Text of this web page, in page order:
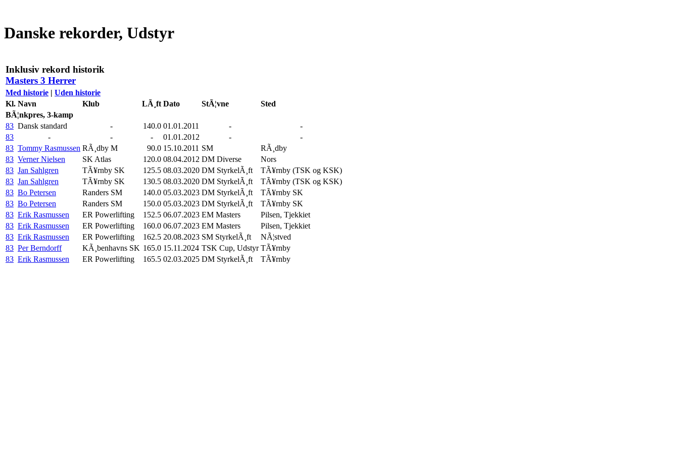
Danske rekorder, Udstyr
Inklusiv rekord historik
Masters 3 Herrer
Med historie | Uden historie
Kl. Navn Klub LÃ¸ft Dato StÃ¦vne
Sted
BÃ¦nkpres, 3-kamp
83 Dansk standard - 140.0 01.01.2011 -
-
83
- - - 01.01.2012 -
-
83 Tommy Rasmussen RÃ¸dby M 90.0 15.10.2011 SM
RÃ¸dby
83 Verner Nielsen SK Atlas 120.0 08.04.2012 DM Diverse
Nors
83 Jan Sahlgren TÃ¥rnby SK 125.5 08.03.2020 DM StyrkelÃ¸ft
TÃ¥rnby (TSK og KSK)
83 Jan Sahlgren TÃ¥rnby SK 130.5 08.03.2020 DM StyrkelÃ¸ft
TÃ¥rnby (TSK og KSK)
83 Bo Petersen Randers SM 140.0 05.03.2023 DM StyrkelÃ¸ft
TÃ¥rnby SK
83 Bo Petersen Randers SM 150.0 05.03.2023 DM StyrkelÃ¸ft
TÃ¥rnby SK
83 Erik Rasmussen ER Powerlifting 152.5 06.07.2023 EM Masters
Pilsen, Tjekkiet
83 Erik Rasmussen ER Powerlifting 160.0 06.07.2023 EM Masters
Pilsen, Tjekkiet
83 Erik Rasmussen ER Powerlifting 162.5 20.08.2023 SM StyrkelÃ¸ft
NÃ¦stved
83 Per Berndorff KÃ¸benhavns SK 165.0 15.11.2024 TSK Cup, Udstyr TÃ¥rnby
83 Erik Rasmussen ER Powerlifting 165.5 02.03.2025 DM StyrkelÃ¸ft TÃ¥rnby